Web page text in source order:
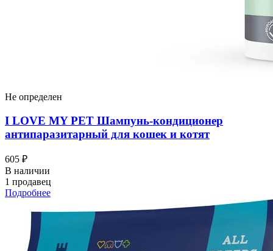
Не определен
I LOVЕ MY PET Шампунь-кондиционер
антипаразитарный для кошек и котят
605 ₽
В наличии
1 продавец
Подробнее